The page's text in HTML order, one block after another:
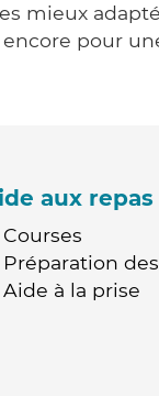
mieux
pour
aux repas
Courses
Préparation
Aide à la prise